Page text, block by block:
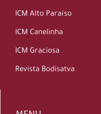
ICM Alto Paraíso
ICM Canelinha
ICM Graciosa
Revista Bodisatva